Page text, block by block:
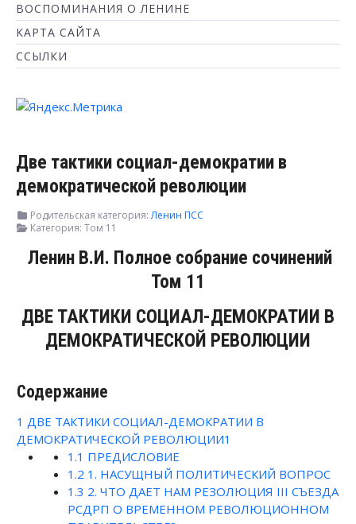
ВОСПОМИНАНИЯ О ЛЕНИНЕ
КАРТА САЙТА
ССЫЛКИ
Две тактики социал-демократии в
демократической революции
Родительская категория:Ленин ПСС
Категория: Том 11
Ленин В.И. Полное собрание сочинений
Том 11
ДВЕ ТАКТИКИ СОЦИАЛ-ДЕМОКРАТИИ В
ДЕМОКРАТИЧЕСКОЙ РЕВОЛЮЦИИ
Содержание
1 ДВЕ ТАКТИКИ СОЦИАЛ-ДЕМОКРАТИИ В
ДЕМОКРАТИЧЕСКОЙ РЕВОЛЮЦИИ1
1.1 ПРЕДИСЛОВИЕ
1.2 1. НАСУЩНЫЙ ПОЛИТИЧЕСКИЙ ВОПРОС
1.3 2. ЧТО ДАЕТ НАМ РЕЗОЛЮЦИЯ III СЪЕЗДА
РСДРП О ВРЕМЕННОМ РЕВОЛЮЦИОННОМ